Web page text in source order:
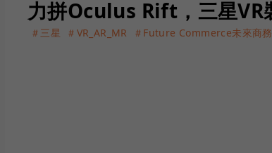
力拼Oculus Rift，三星VR
＃三星 ＃VR_AR_MR ＃Future Commerce未來商務